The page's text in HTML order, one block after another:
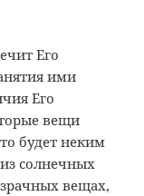
Его
ими
Его
вещи
будет неким
солнечных
вещах,